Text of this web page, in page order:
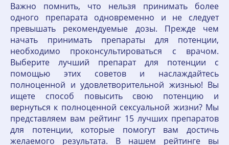
Важно помнить, что нельзя принимать более
одного препарата одновременно и не следует
превышать рекомендуемые дозы. Прежде чем
начать принимать препараты для потенции,
необходимо проконсультироваться с врачом.
Выберите лучший препарат для потенции с
помощью этих советов и наслаждайтесь
полноценной и удовлетворительной жизнью! Вы
ищете способ повысить свою потенцию и
вернуться к полноценной сексуальной жизни? Мы
представляем вам рейтинг 15 лучших препаратов
для потенции, которые помогут вам достичь
желаемого результата. В нашем рейтинге вы